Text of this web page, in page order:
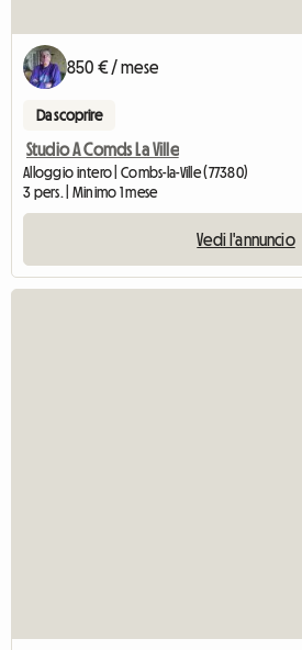
850 € / mese
Da scoprire
Studio A Comds La Ville
Alloggio intero | Combs-la-Ville (77380)
3 pers. | Minimo 1 mese
Vedi l'annuncio